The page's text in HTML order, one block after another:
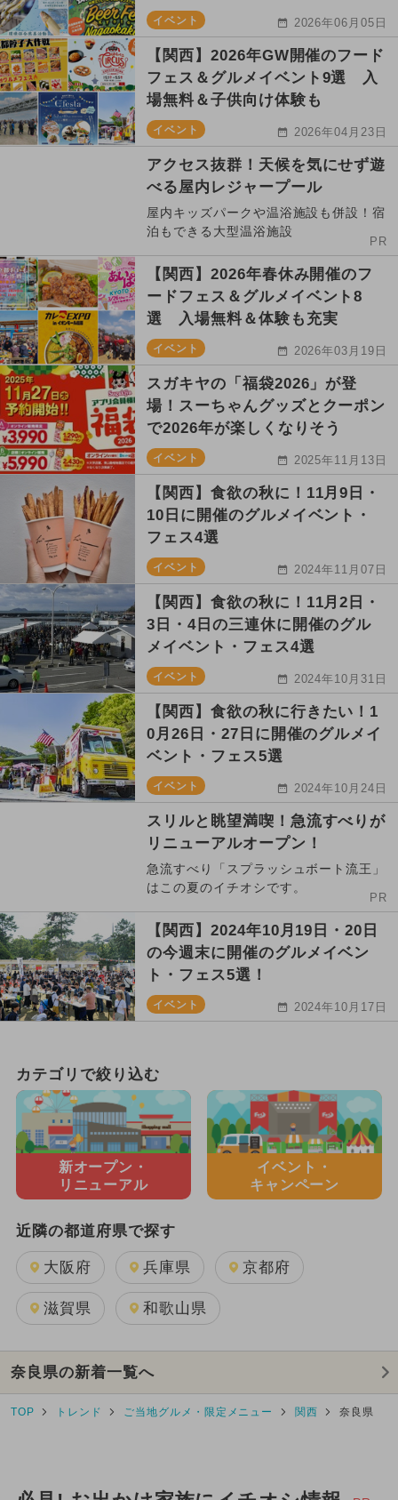
イベント 2026年06月05日
【関西】2026年GW開催のフード
フェス＆グルメイベント9選 入
場無料＆子供向け体験も
イベント 2026年04月23日
アクセス抜群！天候を気にせず遊
べる屋内レジャープール
屋内キッズパークや温浴施設も併設！宿
泊もできる大型温浴施設
PR
【関西】2026年春休み開催のフ
ードフェス＆グルメイベント8
選 入場無料＆体験も充実
イベント 2026年03月19日
スガキヤの「福袋2026」が登
場！スーちゃんグッズとクーポン
で2026年が楽しくなりそう
イベント 2025年11月13日
【関西】食欲の秋に！11月9日・
10日に開催のグルメイベント・
フェス4選
イベント 2024年11月07日
【関西】食欲の秋に！11月2日・
3日・4日の三連休に開催のグル
メイベント・フェス4選
イベント 2024年10月31日
【関西】食欲の秋に行きたい！1
0月26日・27日に開催のグルメイ
ベント・フェス5選
イベント 2024年10月24日
スリルと眺望満喫！急流すべりが
リニューアルオープン！
急流すべり「スプラッシュボート流王」
はこの夏のイチオシです。
PR
【関西】2024年10月19日・20日
の今週末に開催のグルメイベン
ト・フェス5選！
イベント 2024年10月17日
カテゴリで絞り込む
新オープン・
リニューアル
イベント・
キャンペーン
近隣の都道府県で探す
大阪府 兵庫県 京都府
滋賀県 和歌山県
奈良県の新着一覧へ
TOP トレンド ご当地グルメ・限定メニュー 関西 奈良県